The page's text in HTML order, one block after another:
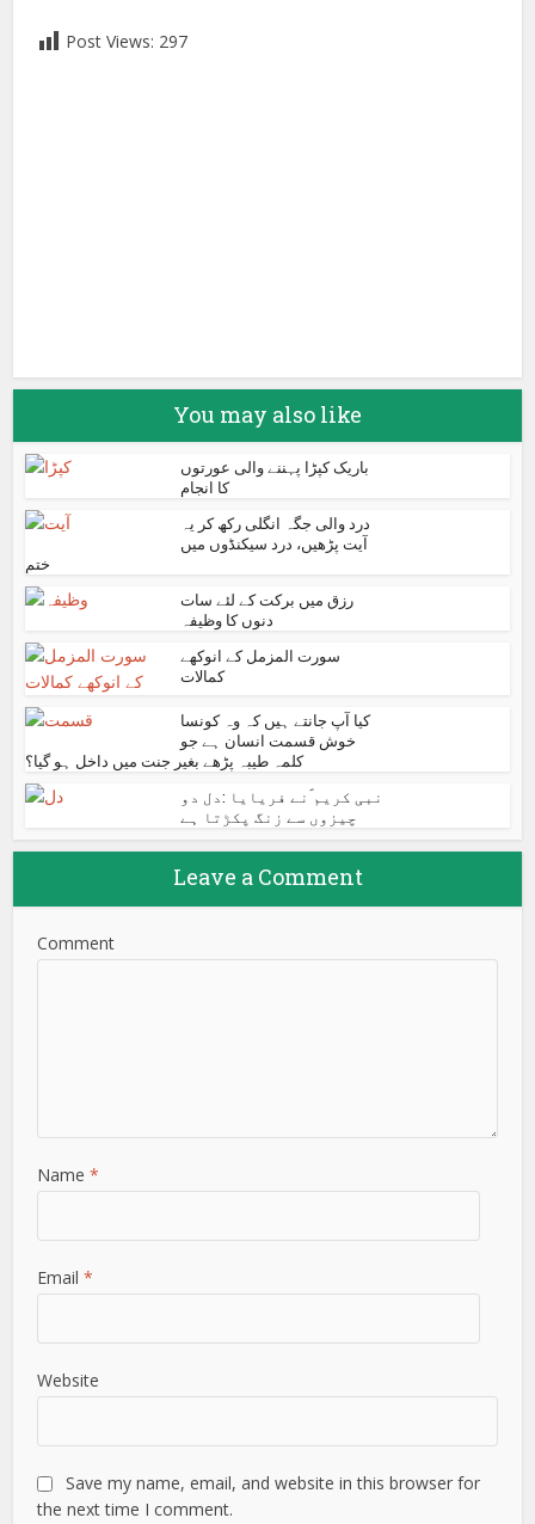
Post Views: 297
You may also like
باریک کپڑا پہننے والی عورتوں
کا انجام
درد والی جگہ انگلی رکھ کر یہ
آیت پڑھیں، درد سیکنڈوں میں
ختم
رزق میں برکت کے لئے سات
دنوں کا وظیفہ
سورت المزمل کے انوکھے
کمالات
کیا آپ جانتے ہیں کہ وہ کونسا
خوش قسمت انسان ہے جو
کلمہ طیبہ پڑھے بغیر جنت میں داخل ہو گیا؟
نبی کریم ؐنے فریایا :دل دو
چیزوں سے زنگ پکڑتا ہے
Leave a Comment
Comment
Name*
Email*
Website
Save my name, email, and website in this browser for
the next time I comment.